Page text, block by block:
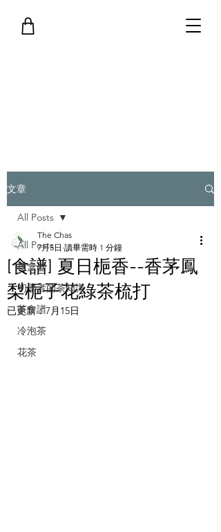
文章
All Posts
禮盒🎁
初學者的茶知識
茶食譜
冷泡茶
花茶
All Posts
[食譜] 夏日梔香--香茅鳳
梨梔子花綠茶梳打
The Chas
7月5日 讀畢需時 1 分鐘
已更新：7月15日